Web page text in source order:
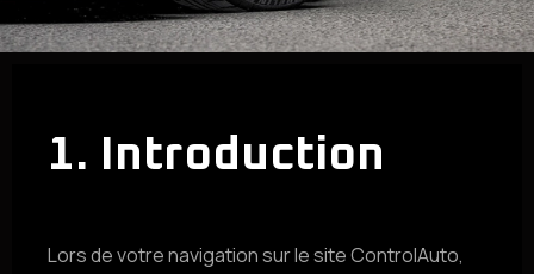
1. Introduction
Lors de votre navigation sur le site ControlAuto,